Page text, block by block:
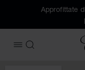
Approfittate
APRIRE IL MENU
CERCA